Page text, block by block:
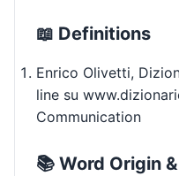
📖 Definitions
Enrico Olivetti,
line su
Communication
📚 Word Origin